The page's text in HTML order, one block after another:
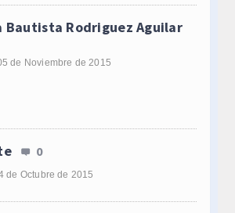
Bautista Rodriguez Aguilar
de Noviembre de 2015
0
de Octubre de 2015